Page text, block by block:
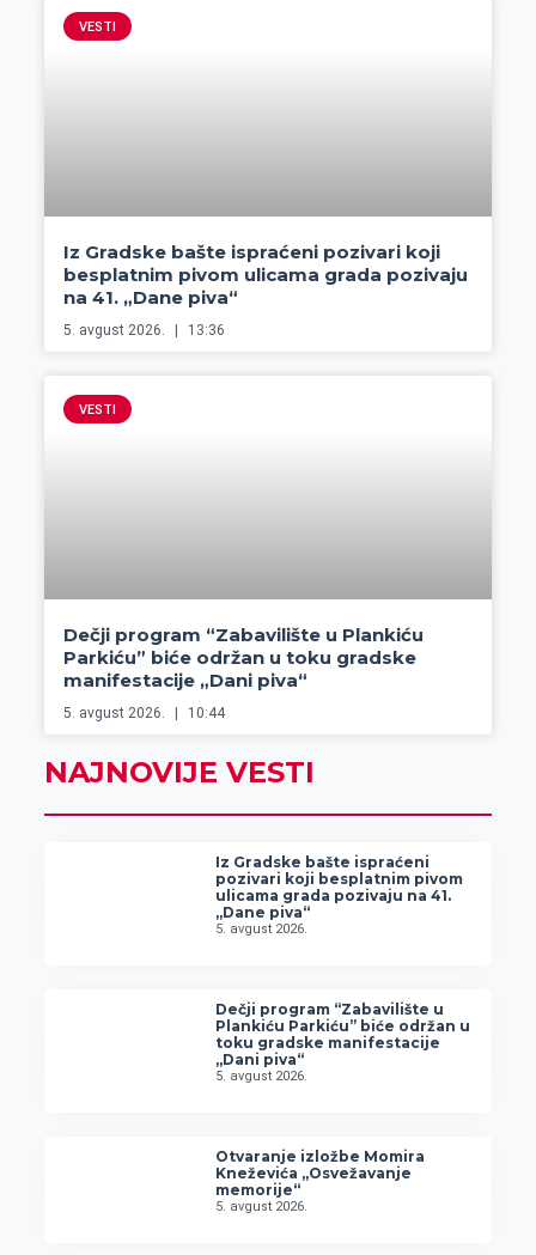
VESTI
Iz Gradske bašte ispraćeni pozivari koji
besplatnim pivom ulicama grada pozivaju
na 41. „Dane piva“
5. avgust 2026. 13:36
VESTI
Dečji program “Zabavilište u Plankiću
Parkiću” biće održan u toku gradske
manifestacije „Dani piva“
5. avgust 2026. 10:44
NAJNOVIJE VESTI
Iz Gradske bašte ispraćeni
pozivari koji besplatnim pivom
ulicama grada pozivaju na 41.
„Dane piva“
5. avgust 2026.
Dečji program “Zabavilište u
Plankiću Parkiću” biće održan u
toku gradske manifestacije
„Dani piva“
5. avgust 2026.
Otvaranje izložbe Momira
Kneževića „Osvežavanje
memorije“
5. avgust 2026.